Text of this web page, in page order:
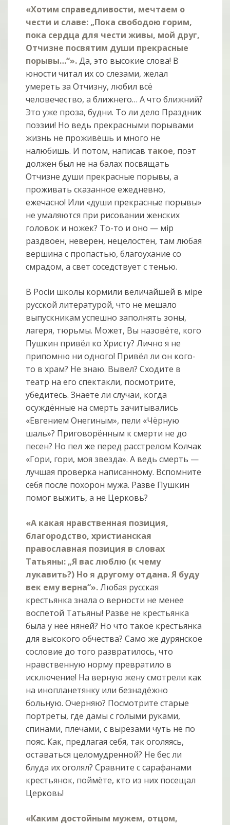
«Хотим справедливости, мечтаем о
чести и славе: „Пока свободою горим,
пока сердца для чести живы, мой друг,
Отчизне посвятим души прекрасные
порывы…“».Да, это высокие слова! В
юности читал их со слезами, желал
умереть за Отчизну, любил всё
человечество, а ближнего… А что ближний?
Это уже проза, будни. То ли дело Праздник
поэзии! Но ведь прекрасными порывами
жизнь не проживёшь и много не
налюбишь. И потом, написав такое, поэт
должен был не на балах посвящать
Отчизне души прекрасные порывы, а
проживать сказанное ежедневно,
ежечасно! Или «души прекрасные порывы»
не умаляются при рисовании женских
головок и ножек? То-то и оно — мiр
раздвоен, неверен, нецелостен, там любая
вершина с пропастью, благоухание со
смрадом, а свет соседствует с тенью.
В Росiи школы кормили величайшей в мiре
русской литературой, что не мешало
выпускникам успешно заполнять зоны,
лагеря, тюрьмы. Может, Вы назовёте, кого
Пушкин привёл ко Христу? Лично я не
припомню ни одного! Привёл ли он кого-
то в храм? Не знаю. Вывел? Сходите в
театр на его спектакли, посмотрите,
убедитесь. Знаете ли случаи, когда
осуждённые на смерть зачитывались
«Евгением Онегиным», пели «Чёрную
шаль»? Приговорённым к смерти не до
песен? Но пел же перед расстрелом Колчак
«Гори, гори, моя звезда». А ведь смерть —
лучшая проверка написанному. Вспомните
себя после похорон мужа. Разве Пушкин
помог выжить, а не Церковь?
«А какая нравственная позиция,
благородство, христианская
православная позиция в словах
Татьяны: „Я вас люблю (к чему
лукавить?) Но я другому отдана. Я буду
век ему верна“».Любая русская
крестьянка знала о верности не менее
воспетой Татьяны! Разве не крестьянка
была у неё няней? Но что такое крестьянка
для высокого обчества? Само же дурянское
сословие до того развратилось, что
нравственную норму превратило в
исключение! На верную жену смотрели как
на инопланетянку или безнадёжно
больную. Очерняю? Посмотрите старые
портреты, где дамы с голыми руками,
спинами, плечами, с вырезами чуть не по
пояс. Как, предлагая себя, так оголяясь,
оставаться целомудренной? Не бес ли
блуда их оголял? Сравните с сарафанами
крестьянок, поймёте, кто из них посещал
Церковь!
«Каким достойным мужем, отцом,